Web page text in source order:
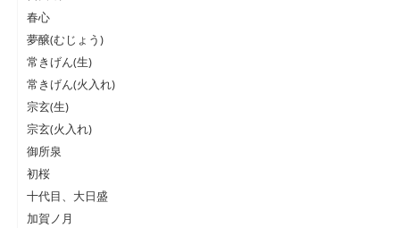
春心
夢醸(むじょう)
常きげん(生)
常きげん(火入れ)
宗玄(生)
宗玄(火入れ)
御所泉
初桜
十代目、大日盛
加賀ノ月